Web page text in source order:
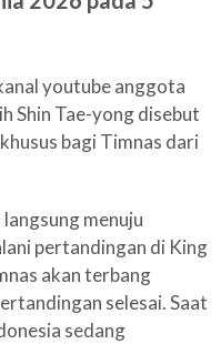
youtube anggota
Shin Tae-yong disebut
bagi Timnas dari
menuju
pertandingan di King
akan terbang
selesai. Saat
sedang